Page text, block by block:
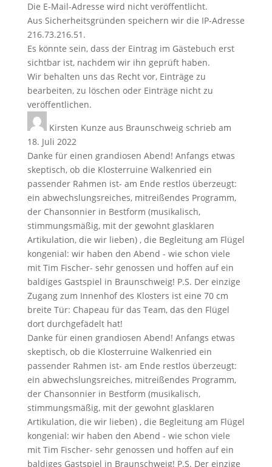
Die E-Mail-Adresse wird nicht veröffentlicht.
Aus Sicherheitsgründen speichern wir die IP-Adresse
216.73.216.51.
Es könnte sein, dass der Eintrag im Gästebuch erst
sichtbar ist, nachdem wir ihn geprüft haben.
Wir behalten uns das Recht vor, Einträge zu
bearbeiten, zu löschen oder Einträge nicht zu
veröffentlichen.
Kirsten Kunze aus Braunschweig schrieb am
18. Juli 2022
Danke für einen grandiosen Abend! Anfangs etwas
skeptisch, ob die Klosterruine Walkenried ein
passender Rahmen ist- am Ende restlos überzeugt:
ein abwechslungsreiches, mitreißendes Programm,
der Chansonnier in Bestform (musikalisch,
stimmungsmäßig, mit der gewohnt glasklaren
Artikulation, die wir lieben) , die Begleitung am Flügel
kongenial: wir haben den Abend - wie schon viele
mit Tim Fischer- sehr genossen und hoffen auf ein
baldiges Gastspiel in Braunschweig! P.S. Der einzige
Zugang zum Innenhof des Klosters ist eine 70 cm
breite Tür: Chapeau für das Team, das den Flügel
dort durchgefädelt hat!
Danke für einen grandiosen Abend! Anfangs etwas
skeptisch, ob die Klosterruine Walkenried ein
passender Rahmen ist- am Ende restlos überzeugt:
ein abwechslungsreiches, mitreißendes Programm,
der Chansonnier in Bestform (musikalisch,
stimmungsmäßig, mit der gewohnt glasklaren
Artikulation, die wir lieben) , die Begleitung am Flügel
kongenial: wir haben den Abend - wie schon viele
mit Tim Fischer- sehr genossen und hoffen auf ein
baldiges Gastspiel in Braunschweig! P.S. Der einzige